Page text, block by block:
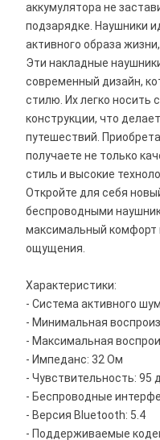
аккумулятора не
подзарядке. Наушники
активного образа
Эти накладные
современный дизайн,
стилю. Их легко носить
конструкции, что
путешествий.
получаете не только
стиль и высокие
Откройте для себя
беспроводными
максимальный комфорт
ощущения.
Характеристики:
- Система активного
- Минимальная
- Максимальная
- Импеданс: 32 Ом
- Чувствительность: 95
- Беспроводные
- Версия Bluetooth: 5.4
- Поддерживаемые